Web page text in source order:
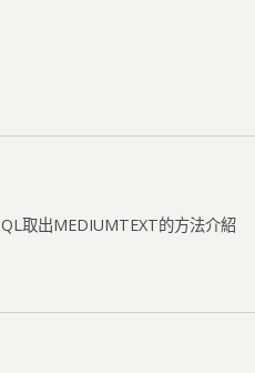
取出MEDIUMTEXT的方法介紹